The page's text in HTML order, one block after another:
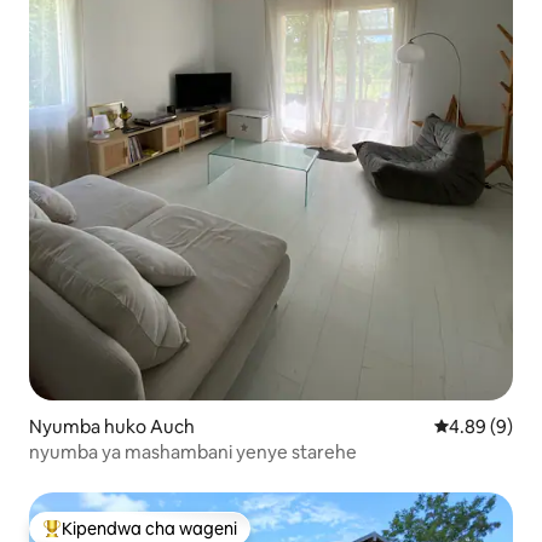
Nyumba huko Auch Ukadiriaji
4.89 (9)
nyumba ya mashambani yenye starehe
Kipendwa cha wageni